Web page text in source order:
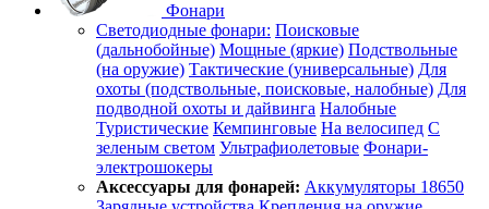
Фонари
Светодиодные фонари: Поисковые
(дальнобойные) Мощные (яркие) Подствольные
(на оружие) Тактические (универсальные) Для
охоты (подствольные, поисковые, налобные) Для
подводной охоты и дайвинга Налобные
Туристические Кемпинговые На велосипед С
зеленым светом Ультрафиолетовые Фонари-
электрошокеры
Аксессуары для фонарей: Аккумуляторы 18650